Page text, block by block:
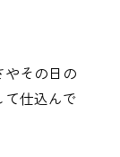
その日の
仕込んで